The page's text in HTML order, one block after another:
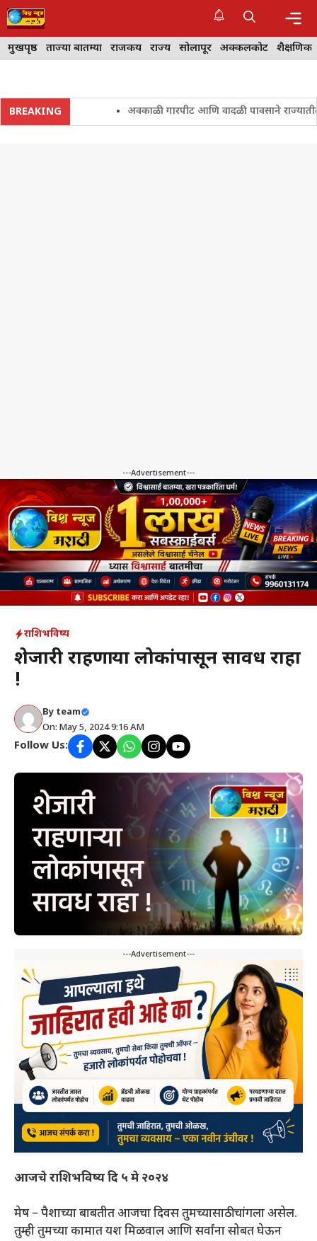
Skip
to
content
मुखपृष्ठ ताज्या बातम्या राजकीय राज्य सोलापूर अक्कलकोट शैक्षणिक
BREAKING अवकाळी गारपीट आणि वादळी पावसाने राज्यातील
---Advertisement---
राशिभविष्य
शेजारी राहणाऱ्या लोकांपासून सावध राहा
!
By team
On: May 5, 2024 9:16 AM
Follow Us:
---Advertisement---
आजचे राशिभविष्य दि ५ मे २०२४
मेष – पैशाच्या बाबतीत आजचा दिवस तुमच्यासाठी चांगला असेल.
तुम्ही तुमच्या कामात यश मिळवाल आणि सर्वांना सोबत घेऊन